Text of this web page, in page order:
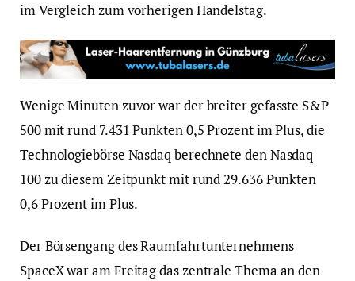
im Vergleich zum vorherigen Handelstag.
Wenige Minuten zuvor war der breiter gefasste S&P
500 mit rund 7.431 Punkten 0,5 Prozent im Plus, die
Technologiebörse Nasdaq berechnete den Nasdaq
100 zu diesem Zeitpunkt mit rund 29.636 Punkten
0,6 Prozent im Plus.
Der Börsengang des Raumfahrtunternehmens
SpaceX war am Freitag das zentrale Thema an den